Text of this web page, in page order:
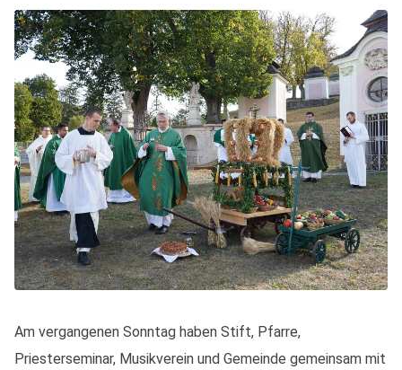
Am vergangenen Sonntag haben Stift, Pfarre,
Priesterseminar, Musikverein und Gemeinde gemeinsam mit